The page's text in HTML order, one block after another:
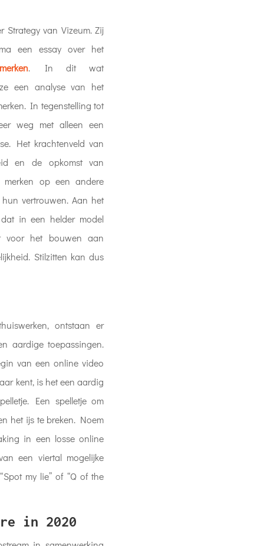
van Vizeum. Zij
een essay over het
. In dit wat
een analyse van het
In tegenstelling tot
weg met alleen een
Het krachtenveld van
en de opkomst van
merken op een andere
vertrouwen. Aan het
in een helder model
voor het bouwen aan
Stilzitten kan dus
ontstaan er
aardige toepassingen.
van een online video
kent, is het een aardig
Een spelletje om
het ijs te breken. Noem
in een losse online
een viertal mogelijke
my lie” of “Q of the
in 2020